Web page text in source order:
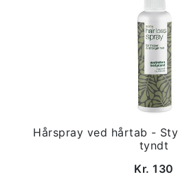
Hårspray ved hårtab -
tyndt
Kr. 130